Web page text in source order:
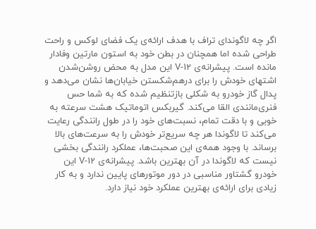
اگر چه لاگوندای تراف با هدف ارائه‌ی یک فضای لوکس و راحت
طراحی شده اما همچنان در بطن خود به استون مارتین وفادار
مانده است. پیشرانه‌ی V-12 این مدل به محض روشن‌شدن
اشتهای خودش را برای درهم‌شکستن خیابان‌ها نشان می‌دهد و
پدال گاز خودرو به شکلی بازتنظیم شده که به شما حس
فنری‌مانندی القا می‌کند. گیربکس اتوماتیک هشت سرعته به
خوبی و با دقت تمام، نسبت‌های خود را در طول رانندگی رعایت
می‌کند تا لاگوندا هر چه سریع‌تر خودش را به سرعت‌های بالا
برساند. با وجود همه‌ی این صحبت‌ها، عملکرد رانندگی بخشی
نیست که لاگوندا در آن بهترین باشد. پیشرانه‌ی V-12 این
خودرو گشتاور مناسبی در دور موتورهای پایین ندارد و به کار
زیادی برای ارائه‌ی بهترین عملکرد خود نیاز دارد.